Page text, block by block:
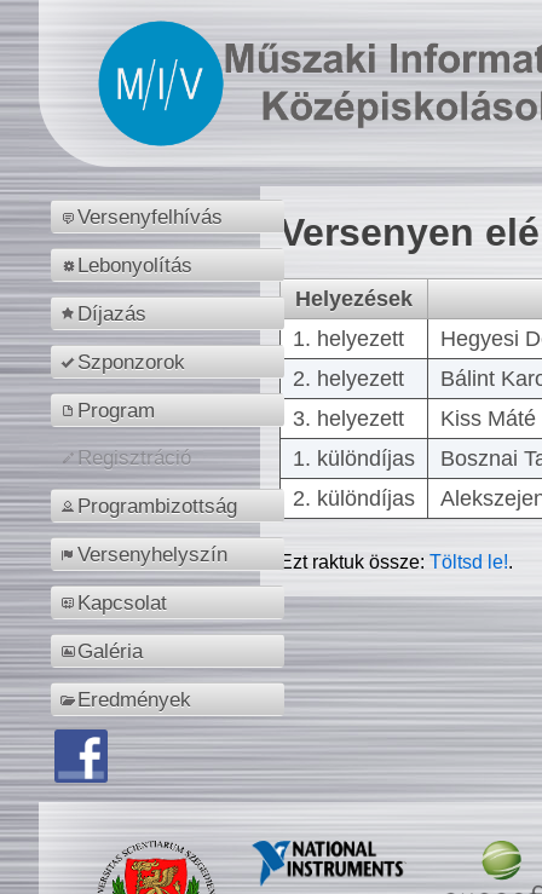
Versenyfelhívás
Lebonyolítás
Díjazás
Szponzorok
Program
Regisztráció
Programbizottság
Versenyhelyszín
Kapcsolat
Galéria
Eredmények
Versenyen
Helyezések
1. helyezett
Hegyesi
2. helyezett
Bálint
3. helyezett
Kiss
1. különdíjas
Bosznai
2. különdíjas
Ezt raktuk össze:Töltsd le!.